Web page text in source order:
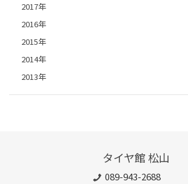
2017年
2016年
2015年
2014年
2013年
タイヤ館 松山
089-943-2688